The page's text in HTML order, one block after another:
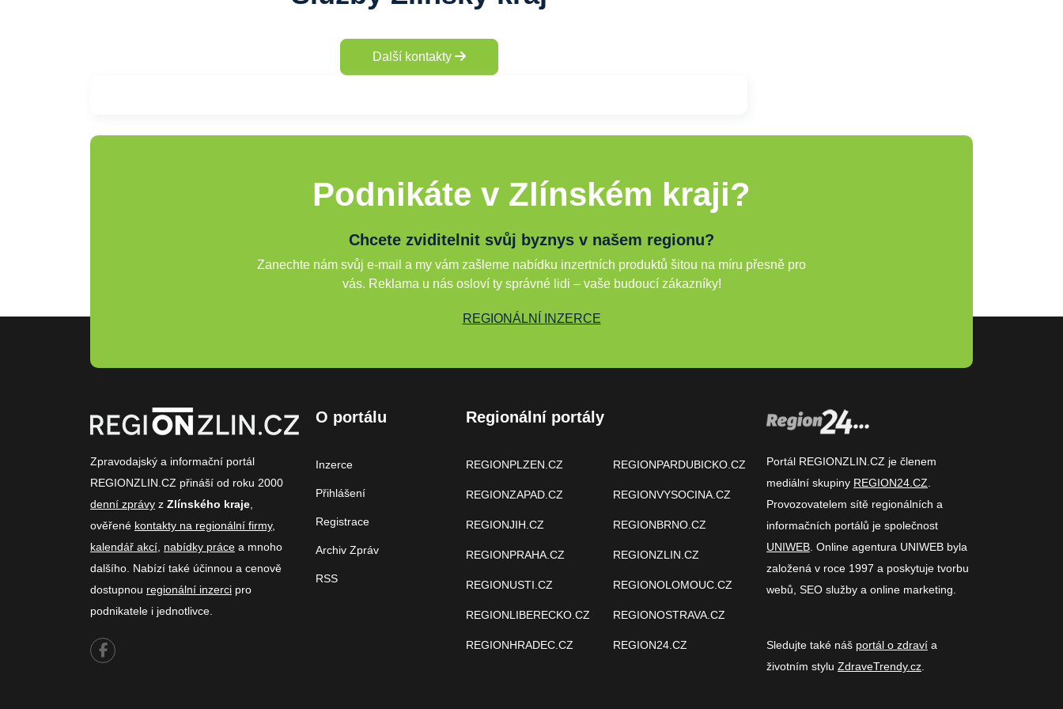
Další kontakty
Podnikáte v Zlínském kraji?
Chcete zviditelnit svůj byznys v našem regionu?
Zanechte nám svůj e-mail a my vám zašleme nabídku inzertních produktů šitou na míru přesně pro
vás. Reklama u nás osloví ty správné lidi – vaše budoucí zákazníky!
REGIONÁLNÍ INZERCE
Zpravodajský a informační portál
REGIONZLIN.CZ přináší od roku 2000
denní zprávy z Zlínského kraje
ověřené kontakty na regionální firmy,
kalendář akcí nabídky práce a mnoho
dalšího. Nabízí také účinnou a cenově
dostupnou regionální inzerci pro
podnikatele i jednotlivce.
O portálu
Inzerce
Přihlášení
Registrace
Archiv Zpráv
RSS
Regionální portály
REGIONPLZEN.CZ
REGIONZAPAD.CZ
REGIONJIH.CZ
REGIONPRAHA.CZ
REGIONUSTI.CZ
REGIONLIBERECKO.CZ
REGIONHRADEC.CZ
REGIONPARDUBICKO.CZ
REGIONVYSOCINA.CZ
REGIONBRNO.CZ
REGIONZLIN.CZ
REGIONOLOMOUC.CZ
REGIONOSTRAVA.CZ
REGION24.CZ
Portál REGIONZLIN.CZ je členem
mediální skupiny REGION24.CZ
Provozovatelem sítě regionálních a
informačních portálů je společnost
UNIWEB . Online agentura UNIWEB byla
založená v roce 1997 a poskytuje tvorbu
webů, SEO služby a online marketing.
Sledujte také náš portál o zdraví a
životním stylu ZdraveTrendy.cz